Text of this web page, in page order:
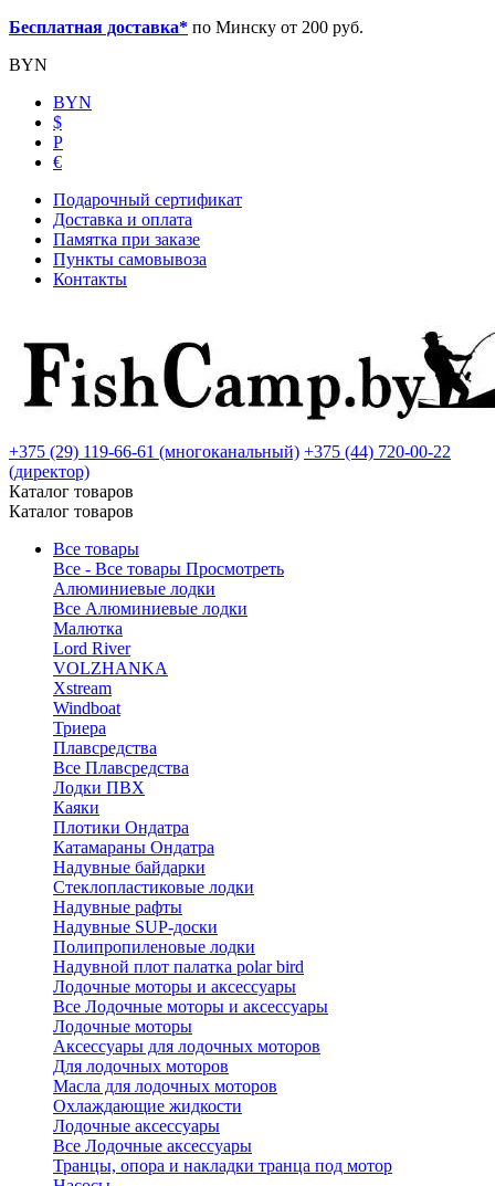
Бесплатная доставка* по Минску от 200 руб.
BYN
BYN
$
Р
€
Подарочный сертификат
Доставка и оплата
Памятка при заказе
Пункты самовывоза
Контакты
+375 (29) 119-66-61 (многоканальный) +375 (44) 720-00-22
(директор)
Каталог товаров
Каталог товаров
Все товары
Все - Все товары Просмотреть
Алюминиевые лодки
Все Алюминиевые лодки
Малютка
Lord River
VOLZHANKA
Xstream
Windboat
Триера
Плавсредства
Все Плавсредства
Лодки ПВХ
Каяки
Плотики Ондатра
Катамараны Ондатра
Надувные байдарки
Стеклопластиковые лодки
Надувные рафты
Надувные SUP-доски
Полипропиленовые лодки
Надувной плот палатка polar bird
Лодочные моторы и аксессуары
Все Лодочные моторы и аксессуары
Лодочные моторы
Аксессуары для лодочных моторов
Для лодочных моторов
Масла для лодочных моторов
Охлаждающие жидкости
Лодочные аксессуары
Все Лодочные аксессуары
Транцы, опора и накладки транца под мотор